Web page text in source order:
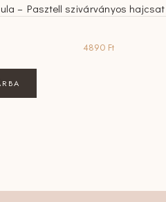
– Pasztell szivárványos
4890 Ft